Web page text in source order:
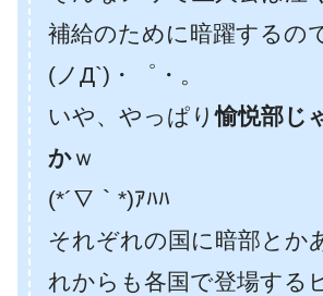
補給のために暗躍するの
(ノД`)・゜・。
いや、やっぱり愉悦部じ
かｗ
(*´∇｀*)ｱﾊﾊ
それぞれの国に暗部とか
れからも各国で登場する